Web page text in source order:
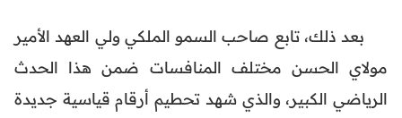
بعد ذلك، تابع صاحب السمو الملكي ولي العهد الأمير
مولاي الحسن مختلف المنافسات ضمن هذا الحدث
الرياضي الكبير، والذي شهد تحطيم أرقام قياسية جديدة